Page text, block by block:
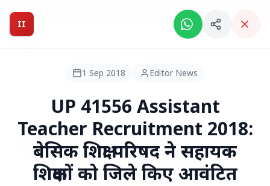
Breaking News: Intelligent India Magazine is now live.
II
HEADLINES
TOP STORIES
II
1 Sep 2018 Editor News
UP 41556 Assistant
Teacher Recruitment 2018:
बेसिक शिक्षा परिषद ने सहायक
शिक्षकों को जिले किए आवंटित